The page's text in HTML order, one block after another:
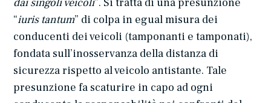
dai singoli veicoli”. Si tratta di una presunzione
“iuris tantum” di colpa in egual misura dei
conducenti dei veicoli (tamponanti e tamponati),
fondata sull’inosservanza della distanza di
sicurezza rispetto al veicolo antistante. Tale
presunzione fa scaturire in capo ad ogni